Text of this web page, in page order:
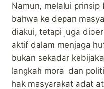
Namun, melalui prinsip
bahwa ke depan
diakui, tetapi juga
aktif dalam menjaga
bukan sekadar
langkah moral dan
hak masyarakat adat